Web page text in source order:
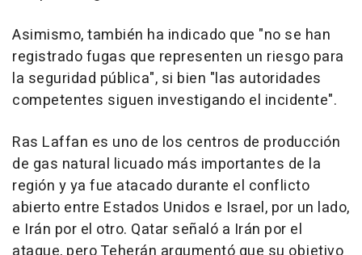
Asimismo, también ha indicado que "no se han
registrado fugas que representen un riesgo para
la seguridad pública", si bien "las autoridades
competentes siguen investigando el incidente".
Ras Laffan es uno de los centros de producción
de gas natural licuado más importantes de la
región y ya fue atacado durante el conflicto
abierto entre Estados Unidos e Israel, por un lado,
e Irán por el otro. Qatar señaló a Irán por el